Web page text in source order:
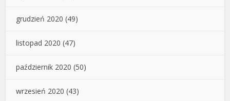
grudzień 2020 (49)
listopad 2020 (47)
październik 2020 (50)
wrzesień 2020 (43)